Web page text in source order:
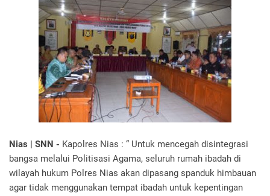
Nias | SNN - Kapolres Nias : “ Untuk mencegah disintegrasi
bangsa melalui Politisasi Agama, seluruh rumah ibadah di
wilayah hukum Polres Nias akan dipasang spanduk himbauan
agar tidak menggunakan tempat ibadah untuk kepentingan